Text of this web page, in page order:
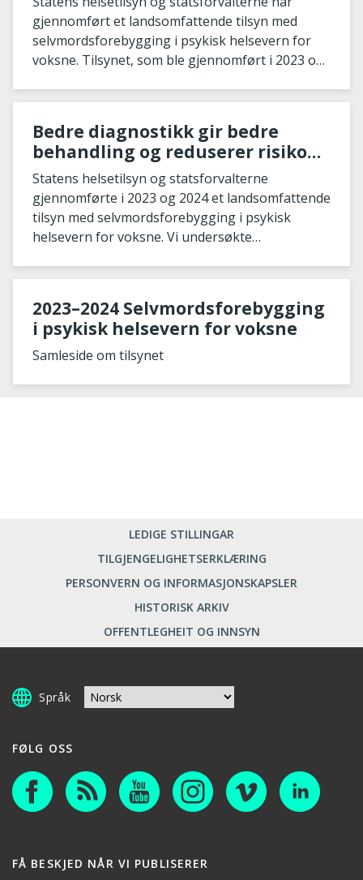
gjennomført et landsomfattende tilsyn med
selvmordsforebygging i psykisk helsevern for
voksne. Tilsynet, som ble gjennomført i 2023 og
Bedre diagnostikk gir bedre
behandling og reduserer risiko
for selvmord
Statens helsetilsyn og statsforvalterne
gjennomførte i 2023 og 2024 et landsomfattende
tilsyn med selvmordsforebygging i psykisk
helsevern for voksne. Vi undersøkte
2023–2024 Selvmordsforebygging
i psykisk helsevern for voksne
Samleside om tilsynet
LEDIGE STILLINGAR
TILGJENGELIGHETSERKLÆRING
PERSONVERN OG INFORMASJONSKAPSLER
HISTORISK ARKIV
OFFENTLEGHEIT OG INNSYN
Språk
FØLG OSS
FÅ BESKJED NÅR VI PUBLISERER